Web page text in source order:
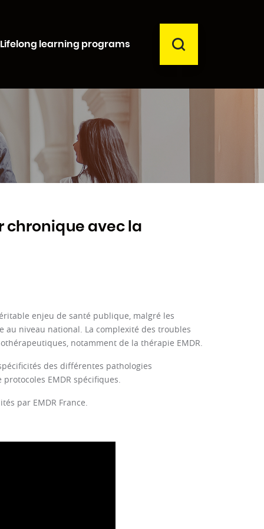
Lifelong learning programs
chronique avec la
enjeu de santé publique, malgré les
niveau national. La complexité des troubles
notamment de la thérapie EMDR.
des différentes pathologies
EMDR spécifiques.
par EMDR France.